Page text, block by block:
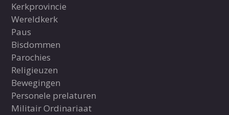
Kerkprovincie
Wereldkerk
Paus
Bisdommen
Parochies
Religieuzen
Bewegingen
Personele prelaturen
Militair Ordinariaat